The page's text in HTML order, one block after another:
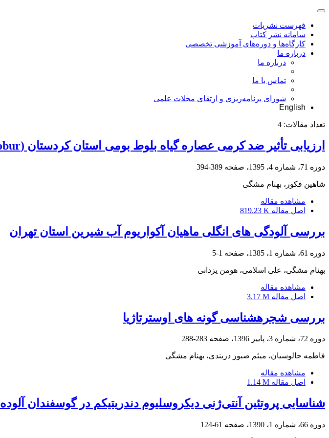
فهرست نشریات
سامانه نشر کتاب
کارگاه‌ها و دوره‌های آموزشی تخصصی
درباره ما
درباره ما
تماس با ما
شورای برنامه‌ریزی و ارتقای مجلات علمی
English
تعداد مقالات: 4
ارزیابی تأثیر ضد کرمی عصاره گیاه بلوط بومی استان کردستان (Quercus robur) علیه نماتودهای گوارشی گوسفند
دوره 71، شماره 4، 1395، صفحه 389-394
شاهین فکور، بهنام مشگی
مشاهده مقاله
اصل مقاله 819.23 K
بررسی آلودگی های انگلی ماهیان آکواریوم آب شیرین استان تهران
دوره 61، شماره 1، 1385، صفحه 1-5
بهنام مشگی، علی اسلامی، هومن یزدانی
مشاهده مقاله
اصل مقاله 3.17 M
بررسی شجرهشناسی گونه های اوسترتاژیا
دوره 72، شماره 3، پاییز 1396، صفحه 283-288
فاطمه جالوسیان، میثم صبور دربندی، بهنام مشگی
مشاهده مقاله
اصل مقاله 1.14 M
شناسایی پروتئین آنتی‌ژنی دیکروسلیوم دندریتیکم‌ ‌در گوسفندان آلوده
دوره 66، شماره 1، 1390، صفحه 61-124